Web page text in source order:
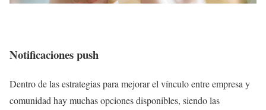
Notificaciones push
Dentro de las estrategias para mejorar el vínculo entre empresa y
comunidad hay muchas opciones disponibles, siendo las